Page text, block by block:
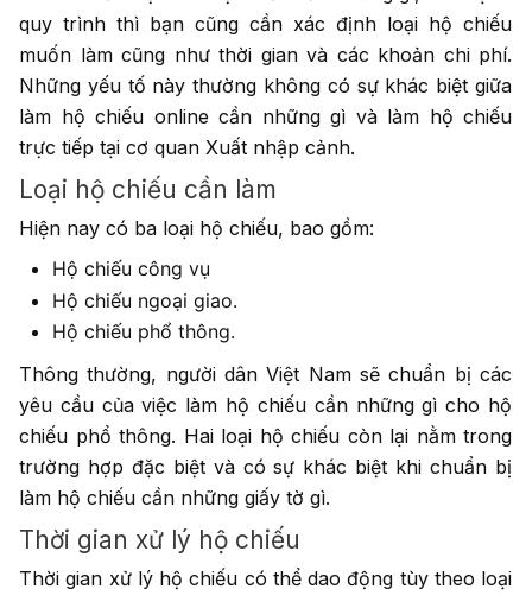
quy trình thì bạn cũng cần xác định loại hộ chiếu
muốn làm cũng như thời gian và các khoản chi phí.
Những yếu tố này thường không có sự khác biệt giữa
làm hộ chiếu online cần những gì và làm hộ chiếu
trực tiếp tại cơ quan Xuất nhập cảnh.
Loại hộ chiếu cần làm
Hiện nay có ba loại hộ chiếu, bao gồm:
Hộ chiếu công vụ
Hộ chiếu ngoại giao.
Hộ chiếu phổ thông.
Thông thường, người dân Việt Nam sẽ chuẩn bị các
yêu cầu của việc làm hộ chiếu cần những gì cho hộ
chiếu phổ thông. Hai loại hộ chiếu còn lại nằm trong
trường hợp đặc biệt và có sự khác biệt khi chuẩn bị
làm hộ chiếu cần những giấy tờ gì.
Thời gian xử lý hộ chiếu
Thời gian xử lý hộ chiếu có thể dao động tùy theo loại